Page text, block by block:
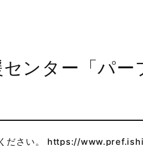
ンター「パ
ください。 https://